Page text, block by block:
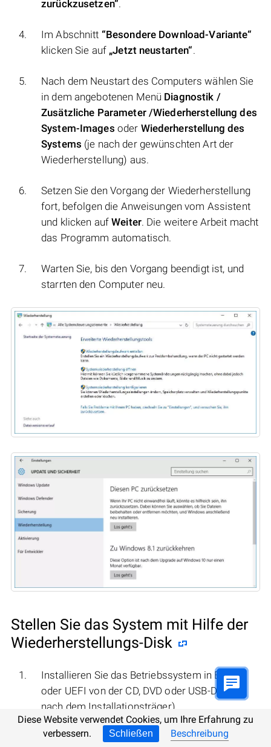
zurückzusetzen“.
Im Abschnitt “Besondere Download-Variante“
klicken Sie auf „Jetzt neustarten“.
Nach dem Neustart des Computers wählen Sie
in dem angebotenen Menü Diagnostik /
Zusätzliche Parameter /Wiederherstellung des
System-Images oder Wiederherstellung des
Systems (je nach der gewünschten Art der
Wiederherstellung) aus.
Setzen Sie den Vorgang der Wiederherstellung
fort, befolgen die Anweisungen vom Assistent
und klicken aufWeiter. Die weitere Arbeit macht
das Programm automatisch.
Warten Sie, bis den Vorgang beendigt ist, und
starrten den Computer neu.
Stellen Sie das System mit Hilfe der
Wiederherstellungs-Disk
Installieren Sie das Betriebssystem in BIOS
oder UEFI von der CD, DVD oder USB-Disk (je
nach dem Installationsträger).
Stecken Sie ins Laufwerk (oder schließen an
Diese Website verwendet Cookies, um Ihre Erfahrung zu
verbessern.
Schließen Beschreibung